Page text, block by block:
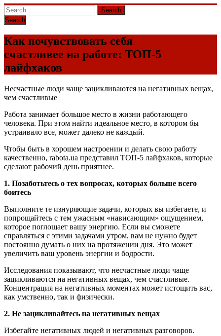
Search
Как почувствовать себя
счастливее на работе: ТОП-5
лайфхаков
Несчастные люди чаще зацикливаются на негативных вещах,
чем счастливые
Работа занимает большое место в жизни работающего
человека. При этом найти идеальное место, в котором бы
устраивало все, может далеко не каждый.
Чтобы быть в хорошем настроении и делать свою работу
качественно, rabota.ua представил ТОП-5 лайфхаков, которые
сделают рабочий день приятнее.
1. Позаботьтесь о тех вопросах, которых больше всего
боитесь
Выполните те изнуряющие задачи, которых вы избегаете, и
попрощайтесь с тем ужасным «нависающим» ощущением,
которое поглощает вашу энергию. Если вы сможете
справляться с этими задачами утром, вам не нужно будет
постоянно думать о них на протяжении дня. Это может
увеличить ваш уровень энергии и бодрости.
Исследования показывают, что несчастные люди чаще
зацикливаются на негативных вещах, чем счастливые.
Концентрация на негативных моментах может истощить вас,
как умственно, так и физически.
2. Не зацикливайтесь на негативных вещах
Избегайте негативных людей и негативных разговоров.